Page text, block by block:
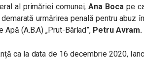
al primăriei comunei,Ana Bocape
urmărirea penală pentru abuz
(A.B.A) „Prut-Bârlad”, Petru Avram.
ca la data de 16 decembrie 2020,